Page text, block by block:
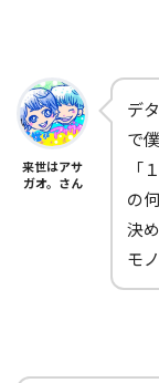
来世はアサ
ガオ。さん
デ
で
「
の
決
モ